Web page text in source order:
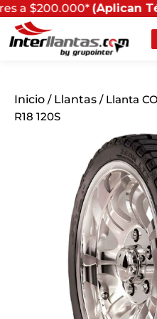
(Aplican
Inicio / Llantas / Llanta
R18 120S